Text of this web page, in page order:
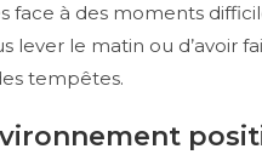
face à des moments
lever le matin ou
tempêtes.